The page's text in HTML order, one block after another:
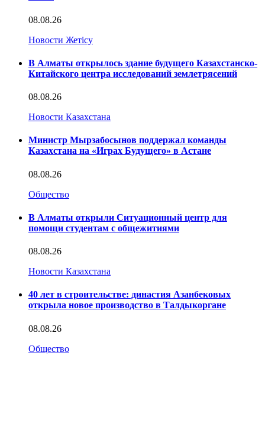
08.08.26
Новости Жетісу
В Алматы открылось здание будущего Казахстанско-
Китайского центра исследований землетрясений
08.08.26
Новости Казахстана
Министр Мырзабосынов поддержал команды
Казахстана на «Играх Будущего» в Астане
08.08.26
Общество
В Алматы открыли Ситуационный центр для
помощи студентам с общежитиями
08.08.26
Новости Казахстана
40 лет в строительстве: династия Азанбековых
открыла новое производство в Талдыкоргане
08.08.26
Общество